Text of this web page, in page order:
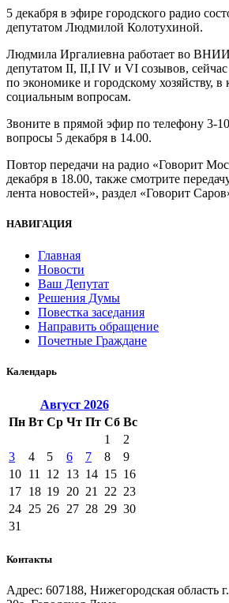
5 декабря в эфире городского радио
депутатом Людмилой Колотухиной.
Людмила Иргалиевна работает во
депутатом II, II,I IV и VI созывов, сейчас
по экономике и городскому хозяйству, в
социальным вопросам.
Звоните в прямой эфир по телефону 3-
вопросы 5 декабря в 14.00.
Повтор передачи на радио «Говорит
декабря в 18.00, также смотрите
лента новостей», раздел «Говорит
НАВИГАЦИЯ
Главная
Новости
Ваш Депутат
Решения Думы
Повестка заседания
Направить обращение
Почетные Граждане
Календарь
Август 2026
Пн Вт Ср Чт Пт Сб Вс
1
2
3
4 5 6 7 8
9
10 11 12 13 14 15 16
17 18 19 20 21 22 23
24 25 26 27 28 29 30
31
Контакты
Адрес: 607188, Нижегородская область